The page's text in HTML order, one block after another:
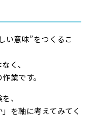
い意味”をつくるこ
く、
業です。
、
を軸に考えてみてく